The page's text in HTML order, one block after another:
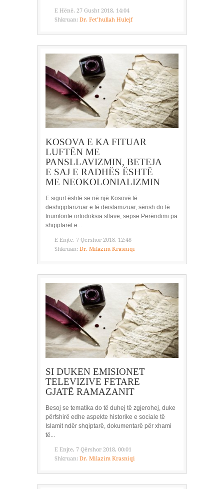
E Hënë, 27 Gusht 2018, 14:04
Shkruan: Dr. Fet’hullah Hulejf
KOSOVA E KA FITUAR
LUFTËN ME
PANSLLAVIZMIN, BETEJA
E SAJ E RADHËS ËSHTË
ME NEOKOLONIALIZMIN
E sigurt është se në një Kosovë të
deshqiptarizuar e të deislamizuar, sërish do të
triumfonte ortodoksia sllave, sepse Perëndimi pa
shqiptarët e...
E Enjte, 7 Qërshor 2018, 12:48
Shkruan: Dr. Milazim Krasniqi
SI DUKEN EMISIONET
TELEVIZIVE FETARE
GJATË RAMAZANIT
Besoj se tematika do të duhej të zgjerohej, duke
përfshirë edhe aspekte historike e sociale të
Islamit ndër shqiptarë, dokumentarë për xhami
të...
E Enjte, 7 Qërshor 2018, 00:01
Shkruan: Dr. Milazim Krasniqi